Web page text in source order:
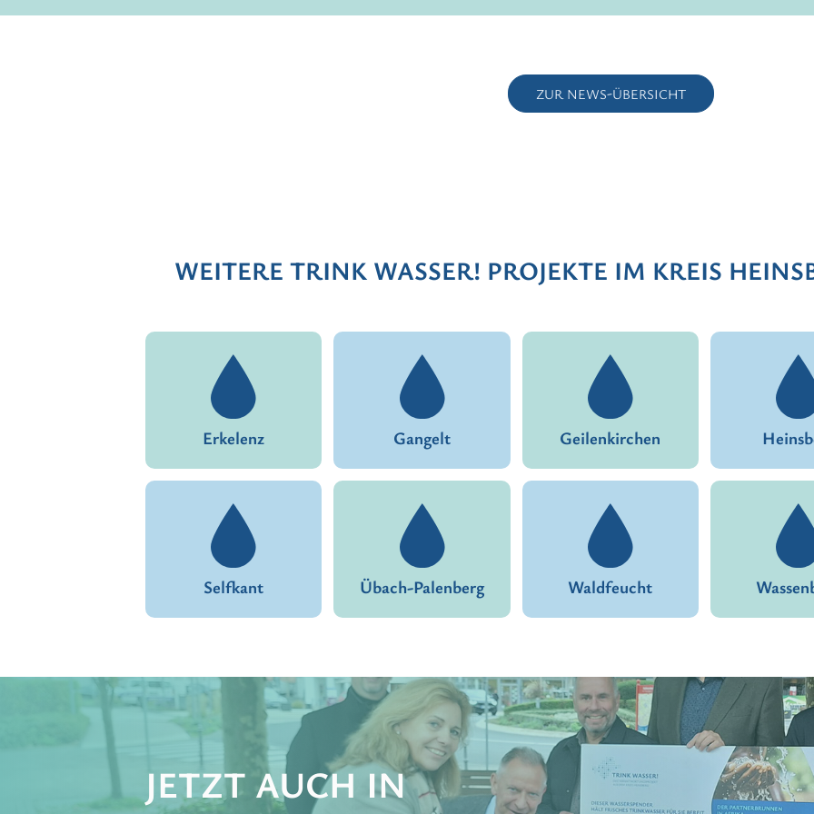
ZUR NEWS-ÜBERSICHT
WEITERE TRINK WASSER! PROJEKTE IM KREIS
Erkelenz Gangelt Geilenkirchen
Selfkant Übach-Palenberg Waldfeucht
JETZT AUCH IN